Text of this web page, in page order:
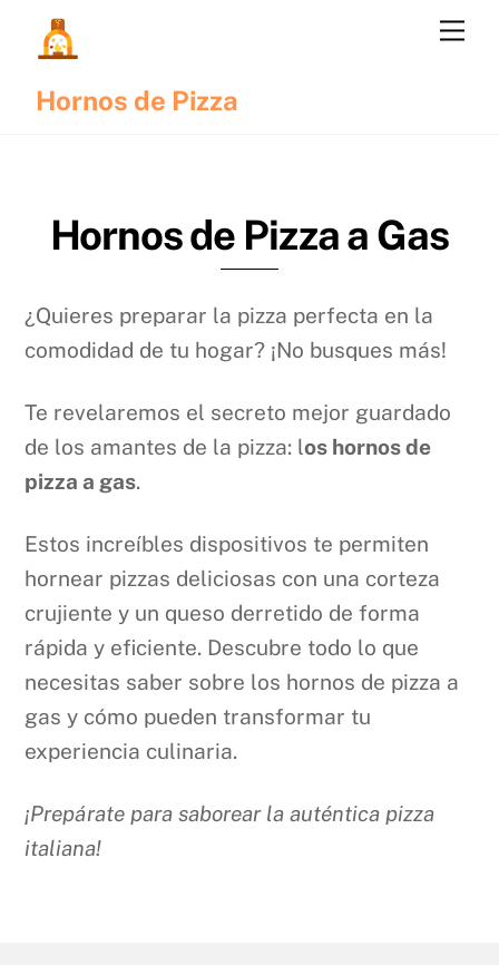
contentHornos de Pizza
Hornos de Pizza a Gas
¿Quieres preparar la pizza perfecta en la
comodidad de tu hogar? ¡No busques más!
Te revelaremos el secreto mejor guardado
de los amantes de la pizza: los hornos de
pizza a gas.
Estos increíbles dispositivos te permiten
hornear pizzas deliciosas con una corteza
crujiente y un queso derretido de forma
rápida y eficiente. Descubre todo lo que
necesitas saber sobre los hornos de pizza a
gas y cómo pueden transformar tu
experiencia culinaria.
¡Prepárate para saborear la auténtica pizza
italiana!